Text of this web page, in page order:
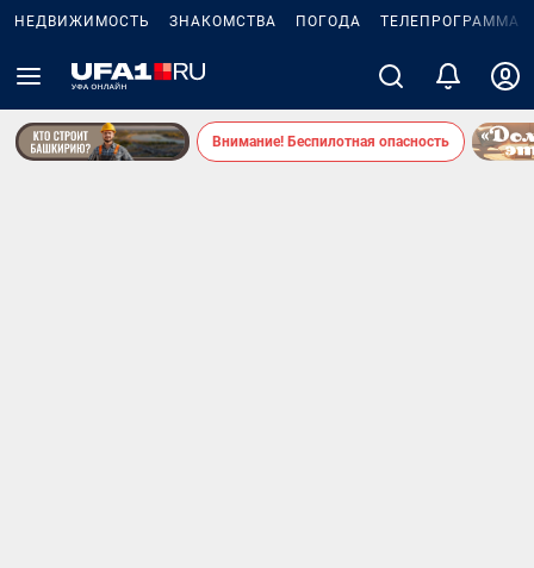
НЕДВИЖИМОСТЬ ЗНАКОМСТВА ПОГОДА ТЕЛЕПРОГРАММА
Внимание! Беспилотная опасность